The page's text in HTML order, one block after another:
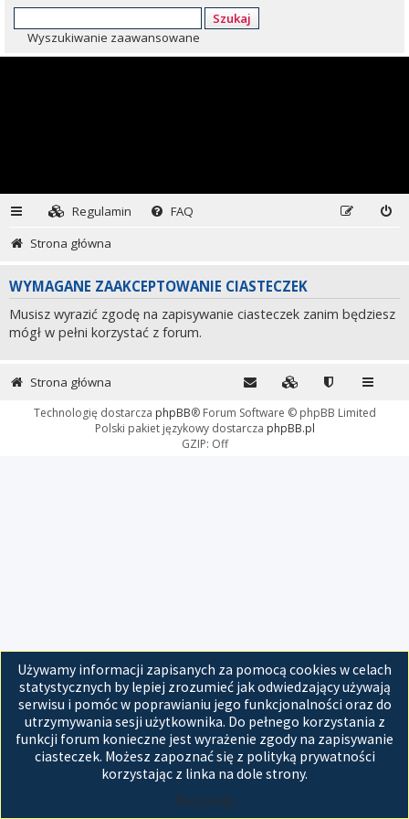
Szukaj
Wyszukiwanie zaawansowane
Regulamin
FAQ
Strona główna
WYMAGANE ZAAKCEPTOWANIE CIASTECZEK
Musisz wyrazić zgodę na zapisywanie ciasteczek zanim będziesz
mógł w pełni korzystać z forum.
Używamy informacji zapisanych za pomocą cookies w celach
statystycznych by lepiej zrozumieć jak odwiedzający używają
serwisu i pomóc w poprawianiu jego funkcjonalności oraz do
utrzymywania sesji użytkownika. Do pełnego korzystania z
funkcji forum konieczne jest wyrażenie zgody na zapisywanie
ciasteczek. Możesz zapoznać się z polityką prywatności
korzystając z linka na dole strony.
Akceptuję
Strona główna
Technologię dostarcza phpBB® Forum Software © phpBB Limited
Polski pakiet językowy dostarcza phpBB.pl
GZIP: Off